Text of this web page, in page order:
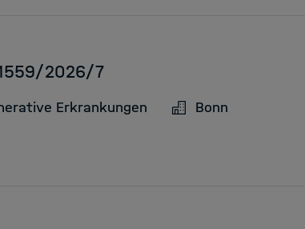
2026/7
Erkrankungen Bonn